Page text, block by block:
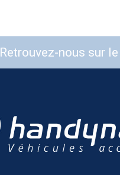
Retrouvez-nous sur